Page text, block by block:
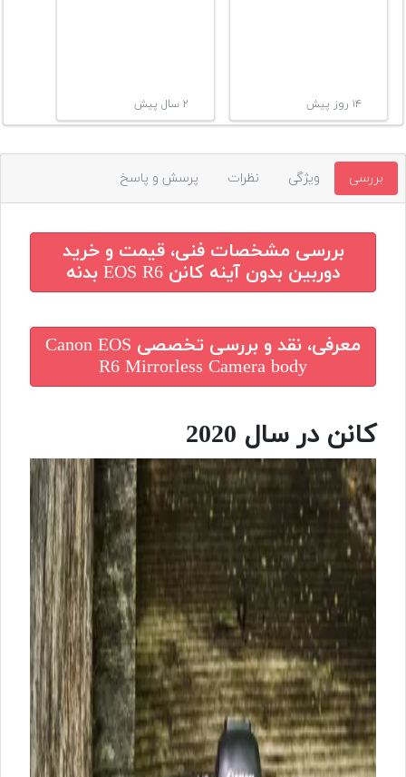
۱۴ روز پیش ۲ سال پیش
بررسی ویژگی نظرات پرسش و پاسخ
بررسی مشخصات فنی، قیمت و خرید
دوربین بدون آینه کانن EOS R6 بدنه
معرفی، نقد و بررسی تخصصی Canon EOS
R6 Mirrorless Camera body
کانن در سال 2020